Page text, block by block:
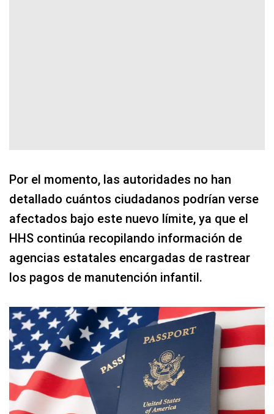
Por el momento, las autoridades no han
detallado cuántos ciudadanos podrían verse
afectados bajo este nuevo límite, ya que el
HHS continúa recopilando información de
agencias estatales encargadas de rastrear
los pagos de manutención infantil.